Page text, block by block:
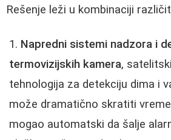
Rešenje leži u kombinaciji
Napredni sistemi nadzora i
termovizijskih kamera,
tehnologija za detekciju dima i
može dramatično skratiti
mogao automatski da šalje